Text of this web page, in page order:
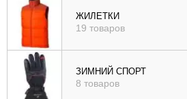
ЖИЛЕТКИ
19 товаров
ЗИМНИЙ СПОРТ
8 товаров